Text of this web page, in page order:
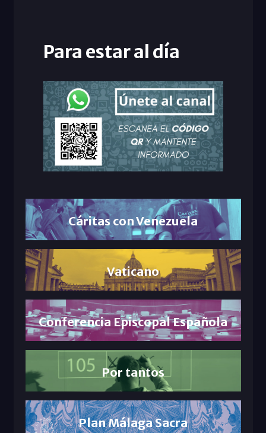
Para estar al día
Cáritas con Venezuela
Vaticano
Conferencia Episcopal Española
Por tantos
Plan Málaga Sacra